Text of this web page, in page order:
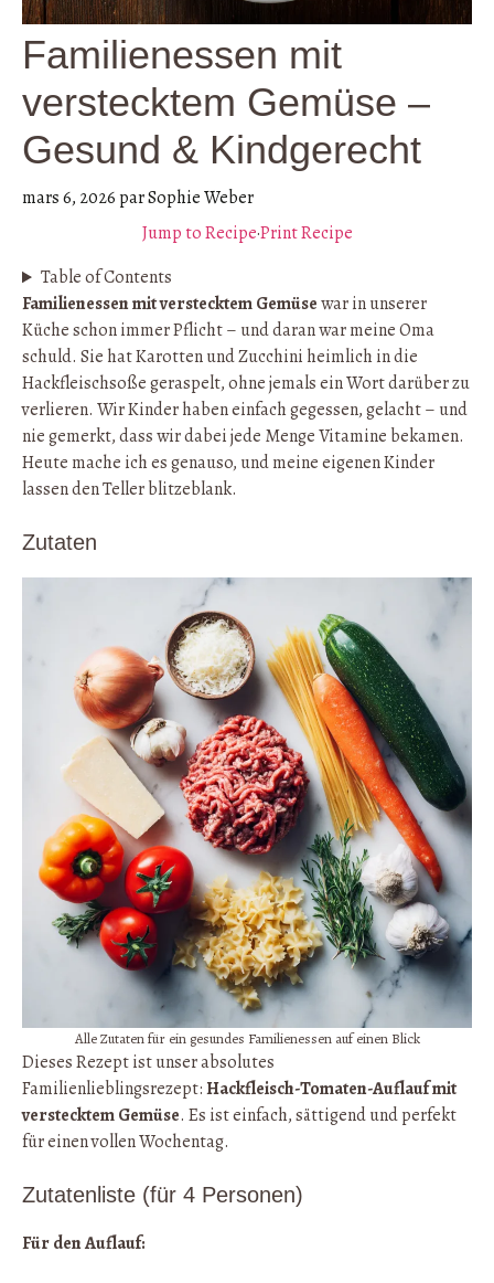
Familienessen mit
verstecktem Gemüse –
Gesund & Kindgerecht
mars 6, 2026parSophie Weber
Jump to Recipe·Print Recipe
Table of Contents
Familienessen mit verstecktem Gemüsewar in unserer
Küche schon immer Pflicht – und daran war meine Oma
schuld. Sie hat Karotten und Zucchini heimlich in die
Hackfleischsoße geraspelt, ohne jemals ein Wort darüber zu
verlieren. Wir Kinder haben einfach gegessen, gelacht – und
nie gemerkt, dass wir dabei jede Menge Vitamine bekamen.
Heute mache ich es genauso, und meine eigenen Kinder
lassen den Teller blitzeblank.
Zutaten
Alle Zutaten für ein gesundes Familienessen auf einen Blick
Dieses Rezept ist unser absolutes
Familienlieblingsrezept:Hackfleisch-Tomaten-Auflauf mit
verstecktem Gemüse. Es ist einfach, sättigend und perfekt
für einen vollen Wochentag.
Zutatenliste (für 4 Personen)
Für den Auflauf: